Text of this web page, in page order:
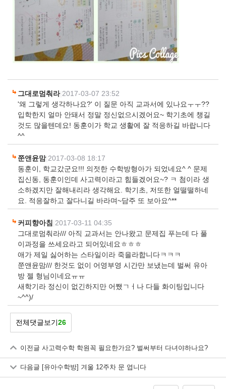
그대로멈춰라| 2017-03-07 23:52
'왜 그렇게 생각하나요?' 이 질문 아직 교과서에 있나요ㅜㅜ??
입학한지 얼마 안돼서 정말 정신없으시겠어요~ 학기초에 챙길
것도 많을텐데요! 동훈이가 학교 생활에 잘 적응하길 바랍니다
^^
쭌앤윤맘| 2017-03-08 18:17
동훈이, 학교갔군요!!! 의젓한 수학방형아가 되었네요^ ^ 문제
집신동, 동훈이인데 사고력이라고 힘들겠어요~? ㅋ 첨이라 생
소하겠지만 잘해내리라 생각해요. 학기초, 저또한 얼떨떨하네
요. 적응잘하고 잘다니길 바라며~담주 또 보아요^**
커피향아침 2017-03-11 04:35
그대로멈춰라/// 아직 교과서는 안나왔고 문제집 푸는데 다 풀
이과정을 쓰세요라고 되어있네요ㅎㅎㅎ
애가 제일 싫어하는 스타일이라 죽을라합니다ㅋㅋㅋ
쭌앤윤맘/// 한것도 없이 어영부영 시간만 보냈는데 벌써 유아
방 젤 형님이네요ㅠㅠ
새학기라 정신이 없긴하지만 어쨌ㄱㅓ나 다들 화이팅입니다
~^^)/
전체댓글보기26
이전글 사고력수학 학원꼭 필요한가요? 벌써부터 다녀야하나요?
다음글 [유아수학방] 겨울 12주차 문 엽니다